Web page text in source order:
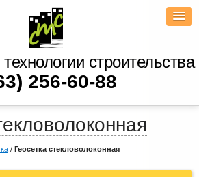
строительства
256-60-88
/ Геосетка стекловолоконная